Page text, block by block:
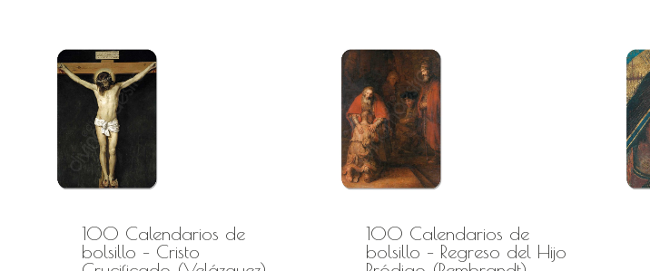
100 Calendarios de
bolsillo – Cristo
100 Calendarios de
bolsillo – Regreso del Hijo